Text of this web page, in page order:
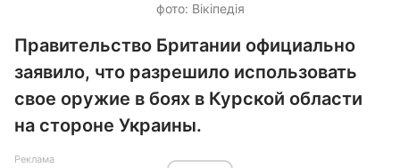
фото: Вікіпедія
Правительство Британии официально
заявило, что разрешило использовать
свое оружие в боях в Курской области
на стороне Украины.
Реклама